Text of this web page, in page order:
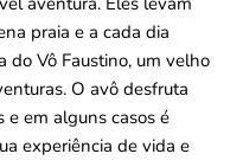
praia e a cada dia
do Vô Faustino, um velho
O avô desfruta
e em alguns casos é
experiência de vida e